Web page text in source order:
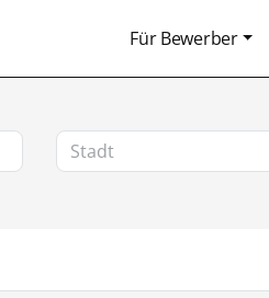
Für Bewerber